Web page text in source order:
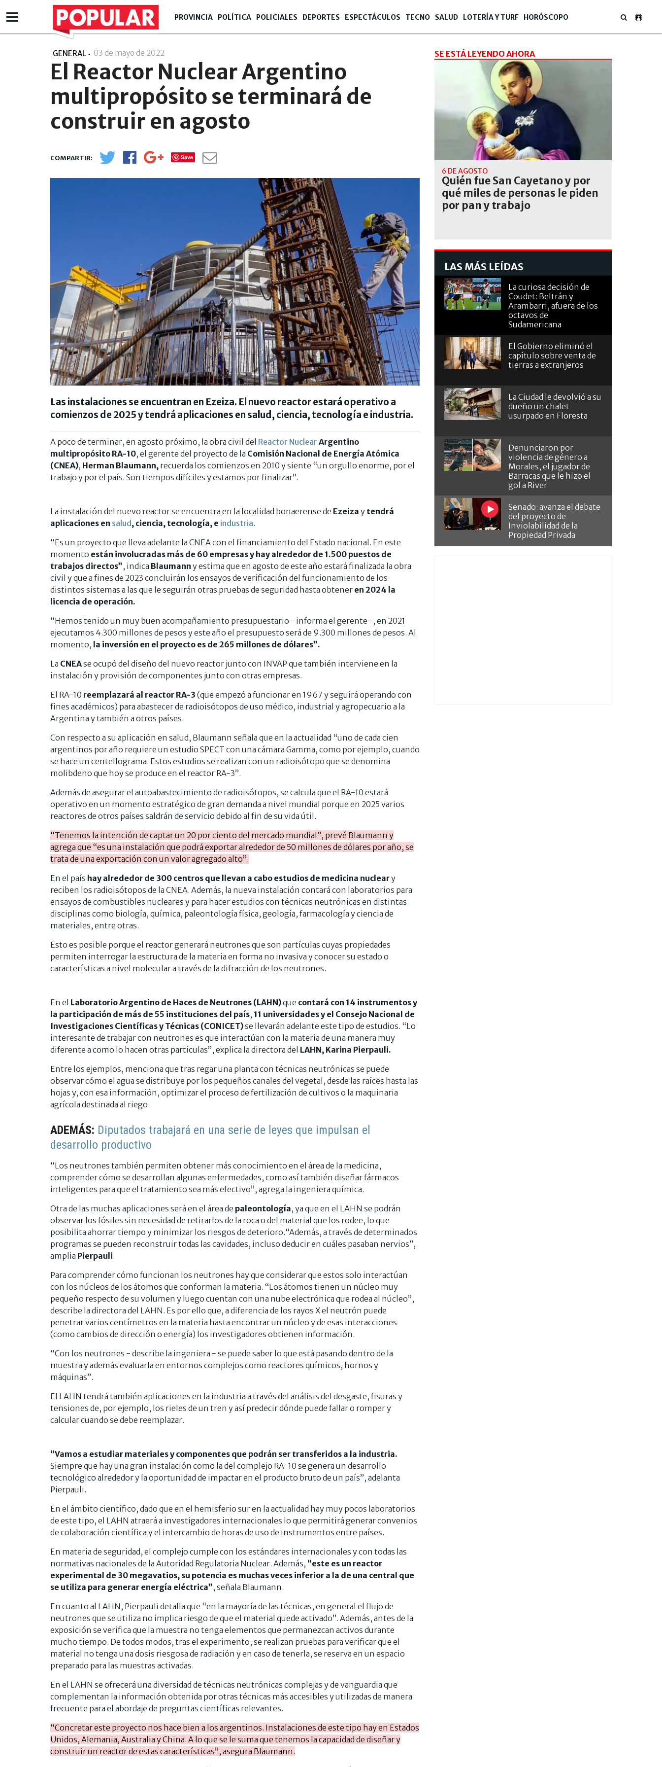
PROVINCIA POLÍTICA POLICIALES DEPORTES ESPECTÁCULOS TECNO SALUD LOTERÍA Y TURF HORÓSCOPO
GENERAL 03 de mayo de 2022
El Reactor Nuclear Argentino
multipropósito se terminará de
construir en agosto
Save
Las instalaciones se encuentran en Ezeiza. El nuevo reactor estará operativo a
comienzos de 2025 y tendrá aplicaciones en salud, ciencia, tecnología e industria.
A poco de terminar, en agosto próximo, la obra civil del Reactor Nuclear Argentino
multipropósito RA-10, el gerente del proyecto de la Comisión Nacional de Energía Atómica
(CNEA), Herman Blaumann, recuerda los comienzos en 2010 y siente “un orgullo enorme, por el
trabajo y por el país. Son tiempos difíciles y estamos por finalizar”.
La instalación del nuevo reactor se encuentra en la localidad bonaerense de Ezeiza y tendrá
aplicaciones en salud , ciencia, tecnología, e industria.
“Es un proyecto que lleva adelante la CNEA con el financiamiento del Estado nacional. En este
momento están involucradas más de 60 empresas y hay alrededor de 1.500 puestos de
trabajos directos”, indica Blaumann y estima que en agosto de este año estará finalizada la obra
civil y que a fines de 2023 concluirán los ensayos de verificación del funcionamiento de los
distintos sistemas a las que le seguirán otras pruebas de seguridad hasta obtener en 2024 la
licencia de operación.
“Hemos tenido un muy buen acompañamiento presupuestario –informa el gerente–, en 2021
ejecutamos 4.300 millones de pesos y este año el presupuesto será de 9.300 millones de pesos. Al
momento, la inversión en el proyecto es de 265 millones de dólares”.
La CNEAse ocupó del diseño del nuevo reactor junto con INVAP que también interviene en la
instalación y provisión de componentes junto con otras empresas.
El RA-10 reemplazará al reactor RA-3 (que empezó a funcionar en 1967 y seguirá operando con
fines académicos) para abastecer de radioisótopos de uso médico, industrial y agropecuario a la
Argentina y también a otros países.
Con respecto a su aplicación en salud, Blaumann señala que en la actualidad “uno de cada cien
argentinos por año requiere un estudio SPECT con una cámara Gamma, como por ejemplo, cuando
se hace un centellograma. Estos estudios se realizan con un radioisótopo que se denomina
molibdeno que hoy se produce en el reactor RA-3”.
Además de asegurar el autoabastecimiento de radioisótopos, se calcula que el RA-10 estará
operativo en un momento estratégico de gran demanda a nivel mundial porque en 2025 varios
reactores de otros países saldrán de servicio debido al fin de su vida útil.
“Tenemos la intención de captar un 20 por ciento del mercado mundial”, prevé Blaumann y
agrega que “es una instalación que podrá exportar alrededor de 50 millones de dólares por año, se
trata de una exportación con un valor agregado alto”.
En el país hay alrededor de 300 centros que llevan a cabo estudios de medicina nucleary
reciben los radioisótopos de la CNEA. Además, la nueva instalación contará con laboratorios para
ensayos de combustibles nucleares y para hacer estudios con técnicas neutrónicas en distintas
disciplinas como biología, química, paleontología física, geología, farmacología y ciencia de
materiales, entre otras.
Esto es posible porque el reactor generará neutrones que son partículas cuyas propiedades
permiten interrogar la estructura de la materia en forma no invasiva y conocer su estado o
características a nivel molecular a través de la difracción de los neutrones.
En el Laboratorio Argentino de Haces de Neutrones (LAHN)que contará con 14 instrumentos y
la participación de más de 55 instituciones del país, 11 universidades y el Consejo Nacional de
Investigaciones Científicas y Técnicas (CONICET)se llevarán adelante este tipo de estudios. “Lo
interesante de trabajar con neutrones es que interactúan con la materia de una manera muy
diferente a como lo hacen otras partículas”, explica la directora del LAHN, Karina Pierpauli.
Entre los ejemplos, menciona que tras regar una planta con técnicas neutrónicas se puede
observar cómo el agua se distribuye por los pequeños canales del vegetal, desde las raíces hasta las
hojas y, con esa información, optimizar el proceso de fertilización de cultivos o la maquinaria
agrícola destinada al riego.
ADEMÁS: Diputados trabajará en una serie de leyes que impulsan el
desarrollo productivo
“Los neutrones también permiten obtener más conocimiento en el área de la medicina,
comprender cómo se desarrollan algunas enfermedades, como así también diseñar fármacos
inteligentes para que el tratamiento sea más efectivo”, agrega la ingeniera química.
Otra de las muchas aplicaciones será en el área de paleontología, ya que en el LAHN se podrán
observar los fósiles sin necesidad de retirarlos de la roca o del material que los rodee, lo que
posibilita ahorrar tiempo y minimizar los riesgos de deterioro.“Además, a través de determinados
programas se pueden reconstruir todas las cavidades, incluso deducir en cuáles pasaban nervios”,
amplia Pierpauli.
Para comprender cómo funcionan los neutrones hay que considerar que estos solo interactúan
con los núcleos de los átomos que conforman la materia. “Los átomos tienen un núcleo muy
pequeño respecto de su volumen y luego cuentan con una nube electrónica que rodea al núcleo”,
describe la directora del LAHN. Es por ello que, a diferencia de los rayos X el neutrón puede
penetrar varios centímetros en la materia hasta encontrar un núcleo y de esas interacciones
(como cambios de dirección o energía) los investigadores obtienen información.
“Con los neutrones - describe la ingeniera - se puede saber lo que está pasando dentro de la
muestra y además evaluarla en entornos complejos como reactores químicos, hornos y
máquinas”.
El LAHN tendrá también aplicaciones en la industria a través del análisis del desgaste, fisuras y
tensiones de, por ejemplo, los rieles de un tren y así predecir dónde puede fallar o romper y
calcular cuando se debe reemplazar.
“Vamos a estudiar materiales y componentes que podrán ser transferidos a la industria.
Siempre que hay una gran instalación como la del complejo RA-10 se genera un desarrollo
tecnológico alrededor y la oportunidad de impactar en el producto bruto de un país”, adelanta
Pierpauli.
En el ámbito científico, dado que en el hemisferio sur en la actualidad hay muy pocos laboratorios
de este tipo, el LAHN atraerá a investigadores internacionales lo que permitirá generar convenios
de colaboración científica y el intercambio de horas de uso de instrumentos entre países.
En materia de seguridad, el complejo cumple con los estándares internacionales y con todas las
normativas nacionales de la Autoridad Regulatoria Nuclear. Además, “este es un reactor
experimental de 30 megavatios, su potencia es muchas veces inferior a la de una central que
se utiliza para generar energía eléctrica”, señala Blaumann.
En cuanto al LAHN, Pierpauli detalla que “en la mayoría de las técnicas, en general el flujo de
neutrones que se utiliza no implica riesgo de que el material quede activado”. Además, antes de la
exposición se verifica que la muestra no tenga elementos que permanezcan activos durante
mucho tiempo. De todos modos, tras el experimento, se realizan pruebas para verificar que el
material no tenga una dosis riesgosa de radiación y en caso de tenerla, se reserva en un espacio
preparado para las muestras activadas.
En el LAHN se ofrecerá una diversidad de técnicas neutrónicas complejas y de vanguardia que
complementan la información obtenida por otras técnicas más accesibles y utilizadas de manera
frecuente para el abordaje de preguntas científicas relevantes.
“Concretar este proyecto nos hace bien a los argentinos. Instalaciones de este tipo hay en Estados
Unidos, Alemania, Australia y China. A lo que se le suma que tenemos la capacidad de diseñar y
construir un reactor de estas características”, asegura Blaumann.
SE ESTÁ LEYENDO AHORA
6 DE AGOSTO
Quién fue San Cayetano y por
qué miles de personas le piden
por pan y trabajo
LAS MÁS LEÍDAS
La curiosa decisión de
Coudet: Beltrán y
Arambarri, afuera de los
octavos de
Sudamericana
El Gobierno eliminó el
capítulo sobre venta de
tierras a extranjeros
La Ciudad le devolvió a su
dueño un chalet
usurpado en Floresta
Denunciaron por
violencia de género a
Morales, el jugador de
Barracas que le hizo el
gol a River
Senado: avanza el debate
del proyecto de
Inviolabilidad de la
Propiedad Privada